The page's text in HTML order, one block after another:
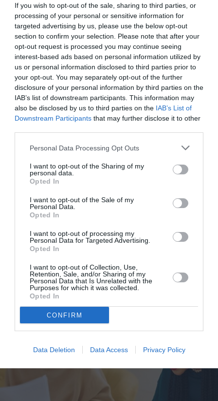
If you wish to opt-out of the sale, sharing to third parties, or
processing of your personal or sensitive information for
targeted advertising by us, please use the below opt-out
section to confirm your selection. Please note that after your
opt-out request is processed you may continue seeing
interest-based ads based on personal information utilized by
us or personal information disclosed to third parties prior to
your opt-out. You may separately opt-out of the further
disclosure of your personal information by third parties on the
IAB’s list of downstream participants. This information may
also be disclosed by us to third parties on the IAB’s List of
Downstream Participants that may further disclose it to other
Personal Data Processing Opt Outs
I want to opt-out of the Sharing of my
personal data.
Opted In
I want to opt-out of the Sale of my
Personal Data.
Opted In
I want to opt-out of processing my
Personal Data for Targeted Advertising.
Opted In
I want to opt-out of Collection, Use,
Retention, Sale, and/or Sharing of my
Personal Data that Is Unrelated with the
Purposes for which it was collected.
Opted In
CONFIRM
Data Deletion Data Access Privacy Policy
Η Rihanna επιμένει να μην ξεχνάμε το αντιηλιακό
ανεξάρτητα από την εποχή